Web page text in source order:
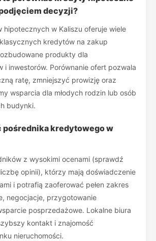
decyzji?
hipotecznych w Kaliszu oferuje wiele
kredytów na zakup
produkty dla
i inwestorów. Porównanie ofert pozwala
ratę, zmniejszyć prowizję oraz
wsparcia dla młodych rodzin lub osób
budynki.
pośrednika kredytowego w
z wysokimi ocenami (sprawdź
opinii), którzy mają doświadczenie
i potrafią zaoferować pełen zakres
negocjacje, przygotowanie
posprzedażowe. Lokalne biura
kontakt i znajomość
nieruchomości.